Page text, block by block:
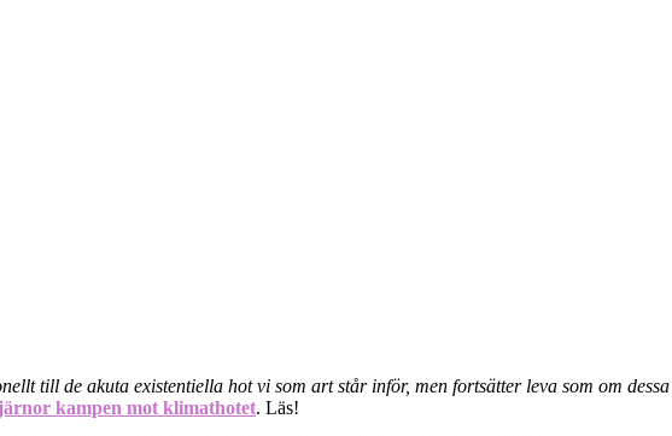
till de akuta existentiella hot vi som art står inför, men fortsätter leva som om
kampen mot klimathotet. Läs!